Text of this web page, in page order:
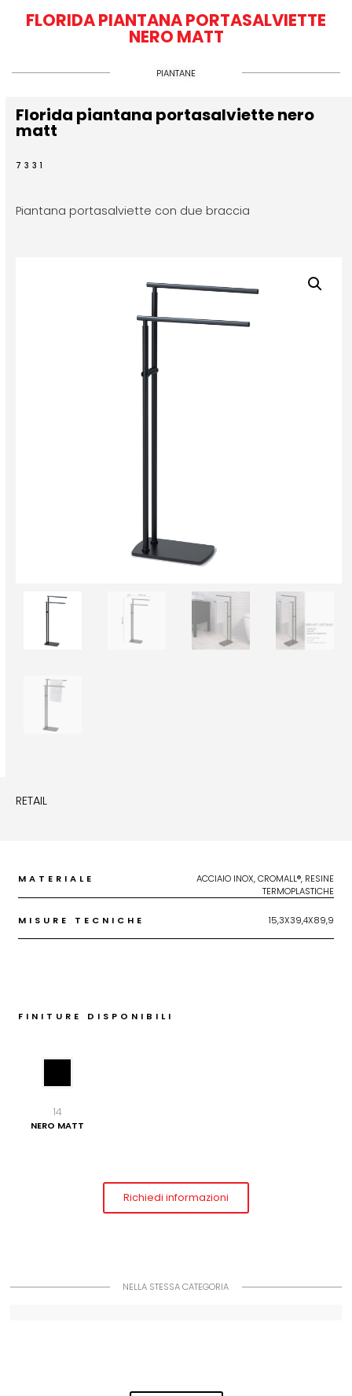
FLORIDA PIANTANA PORTASALVIETTE
NERO MATT
PIANTANE
Florida piantana portasalviette nero
matt
7331
Piantana portasalviette con due braccia
RETAIL
MATERIALE
ACCIAIO INOX, CROMALL®, RESINE
TERMOPLASTICHE
MISURE TECNICHE 15,3X39,4X89,9
FINITURE DISPONIBILI
14
NERO MATT
Richiedi informazioni
NELLA STESSA CATEGORIA